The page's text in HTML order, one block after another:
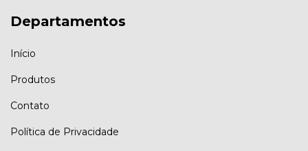
Departamentos
Início
Produtos
Contato
Política de Privacidade